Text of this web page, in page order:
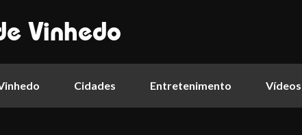
Vinhedo
Cidades Entretenimento Vídeos